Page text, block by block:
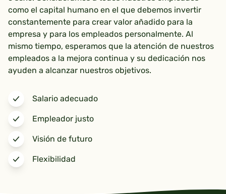
como el capital humano en el que debemos invertir
constantemente para crear valor añadido para la
empresa y para los empleados personalmente. Al
mismo tiempo, esperamos que la atención de nuestros
empleados a la mejora continua y su dedicación nos
ayuden a alcanzar nuestros objetivos.
Salario adecuado
Empleador justo
Visión de futuro
Flexibilidad